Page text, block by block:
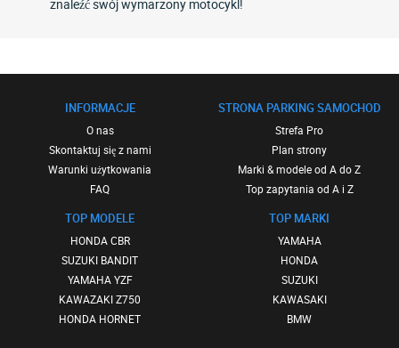
znaleźć swój wymarzony motocykl!
INFORMACJE
O nas
Skontaktuj się z nami
Warunki użytkowania
FAQ
TOP MODELE
HONDA CBR
SUZUKI BANDIT
YAMAHA YZF
KAWAZAKI Z750
HONDA HORNET
STRONA PARKING SAMOCHOD
Strefa Pro
Plan strony
Marki & modele od A do Z
Top zapytania od A i Z
TOP MARKI
YAMAHA
HONDA
SUZUKI
KAWASAKI
BMW